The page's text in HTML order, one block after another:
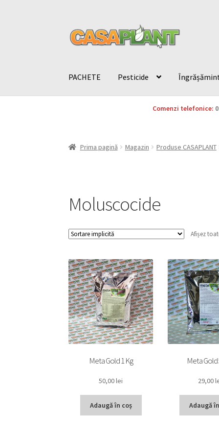
PACHETE Pesticide
Comenzi telefonice:
Prima pagină Magazin Produse CASAPLANT
Moluscocide
Afișez
Meta Gold 1 Kg
50,00lei
Adaugă în coș
Meta Gold
29,00
Adaugă